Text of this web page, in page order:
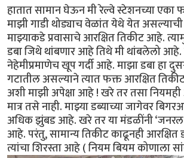
हातात सामान घेऊन मी रेल्वे स्टेशनच्या एका
माझी गाडी थोड्याच वेळांत येथे येत
माझ्याकडे प्रवासाचे आरक्षित तिकीट आहे.
डबा जिथे थांबणार आहे तिथे मी थांबलेलो आहे.
नेहेमीप्रमाणेच खूप गर्दी आहे. माझा डबा हा
गटातील असल्याने त्यात फक्त आरक्षित
अशी माझी अपेक्षा आहे ! खरे तर तसा
मात्र तसे नाही. माझ्या डब्याच्या जागेवर
अधिक झुंबड आहे. खरे तर या मंडळींनी ‘जनरल
आहे. परंतु, सामान्य तिकीट काढूनही आरक्षित
त्यांचा शिरस्ता आहे ( नियम बियम कोणाला